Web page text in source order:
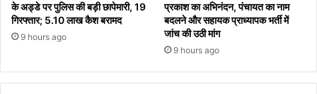
के अड्डे पर पुलिस की बड़ी छापेमारी, 19
गिरफ्तार; 5.10 लाख कैश बरामद
9 hours ago
प्रकाश का अभिनंदन, पंचायत का नाम
बदलने और सहायक प्राध्यापक भर्ती में
जांच की उठी मांग
9 hours ago